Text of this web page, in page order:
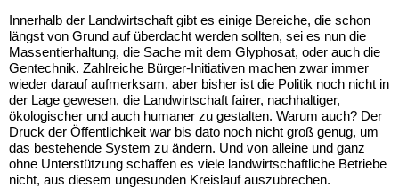
Innerhalb der Landwirtschaft gibt es einige Bereiche, die schon
längst von Grund auf überdacht werden sollten, sei es nun die
Massentierhaltung, die Sache mit dem Glyphosat, oder auch die
Gentechnik. Zahlreiche Bürger-Initiativen machen zwar immer
wieder darauf aufmerksam, aber bisher ist die Politik noch nicht in
der Lage gewesen, die Landwirtschaft fairer, nachhaltiger,
ökologischer und auch humaner zu gestalten. Warum auch? Der
Druck der Öffentlichkeit war bis dato noch nicht groß genug, um
das bestehende System zu ändern. Und von alleine und ganz
ohne Unterstützung schaffen es viele landwirtschaftliche Betriebe
nicht, aus diesem ungesunden Kreislauf auszubrechen.